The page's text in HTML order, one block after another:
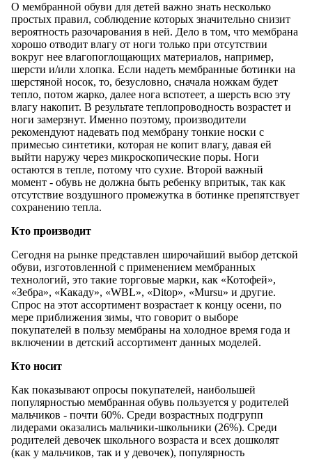
О мембранной обуви для детей важно знать несколько
простых правил, соблюдение которых значительно снизит
вероятность разочарования в ней. Дело в том, что мембрана
хорошо отводит влагу от ноги только при отсутствии
вокруг нее влагопоглощающих материалов, например,
шерсти и/или хлопка. Если надеть мембранные ботинки на
шерстяной носок, то, безусловно, сначала ножкам будет
тепло, потом жарко, далее нога вспотеет, а шерсть всю эту
влагу накопит. В результате теплопроводность возрастет и
ноги замерзнут. Именно поэтому, производители
рекомендуют надевать под мембрану тонкие носки с
примесью синтетики, которая не копит влагу, давая ей
выйти наружу через микроскопические поры. Ноги
остаются в тепле, потому что сухие. Второй важный
момент - обувь не должна быть ребенку впритык, так как
отсутствие воздушного промежутка в ботинке препятствует
сохранению тепла.
Кто производит
Сегодня на рынке представлен широчайший выбор детской
обуви, изготовленной с применением мембранных
технологий, это такие торговые марки, как «Котофей»,
«Зебра», «Какаду», «WBL», «Ditop», «Mursu» и другие.
Спрос на этот ассортимент возрастает к концу осени, по
мере приближения зимы, что говорит о выборе
покупателей в пользу мембраны на холодное время года и
включении в детский ассортимент данных моделей.
Кто носит
Как показывают опросы покупателей, наибольшей
популярностью мембранная обувь пользуется у родителей
мальчиков - почти 60%. Среди возрастных подгрупп
лидерами оказались мальчики-школьники (26%). Среди
родителей девочек школьного возраста и всех дошколят
(как у мальчиков, так и у девочек), популярность